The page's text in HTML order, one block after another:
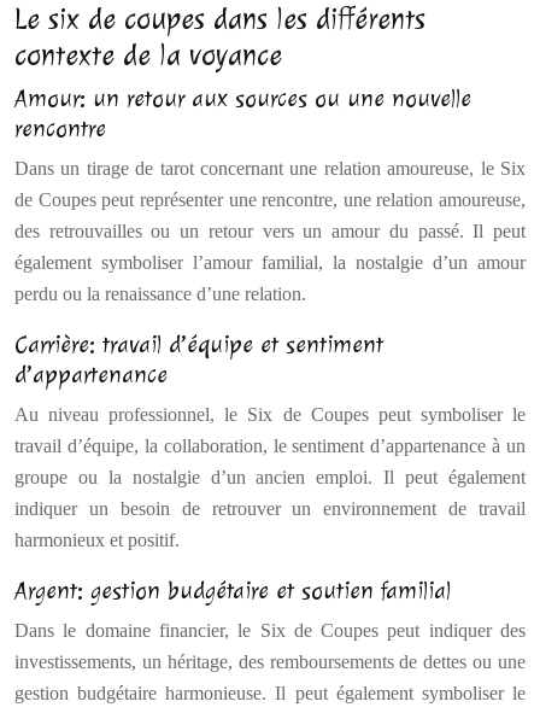
Le six de coupes dans les différents
contexte de la voyance
Amour: un retour aux sources ou une nouvelle
rencontre
Dans un tirage de tarot concernant une relation amoureuse, le Six
de Coupes peut représenter une rencontre, une relation amoureuse,
des retrouvailles ou un retour vers un amour du passé. Il peut
également symboliser l’amour familial, la nostalgie d’un amour
perdu ou la renaissance d’une relation.
Carrière: travail d’équipe et sentiment
d’appartenance
Au niveau professionnel, le Six de Coupes peut symboliser le
travail d’équipe, la collaboration, le sentiment d’appartenance à un
groupe ou la nostalgie d’un ancien emploi. Il peut également
indiquer un besoin de retrouver un environnement de travail
harmonieux et positif.
Argent: gestion budgétaire et soutien familial
Dans le domaine financier, le Six de Coupes peut indiquer des
investissements, un héritage, des remboursements de dettes ou une
gestion budgétaire harmonieuse. Il peut également symboliser le